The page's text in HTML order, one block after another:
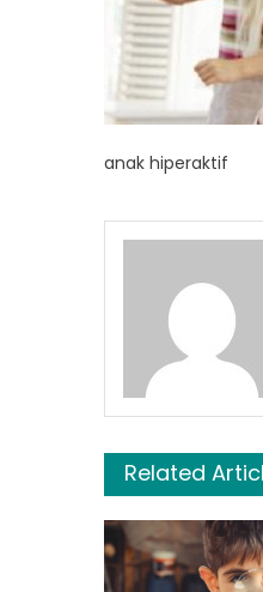
anak hiperaktif
Related